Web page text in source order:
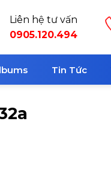
Liên hệ tư vấn
0905.120.494
Tin Tức